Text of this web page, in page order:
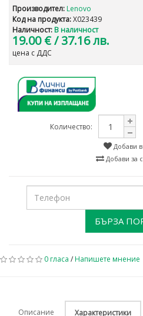
Производител: Lenovo
Код на продукта:X023439
Наличност: В наличност
19.00 €/ 37.16 лв.
цена с ДДС
Количество:
Добави
Добави за
БЪРЗА
0 гласа /Напишете мнение
Описание Характеристики